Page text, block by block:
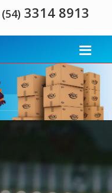
(54) 3314 8913